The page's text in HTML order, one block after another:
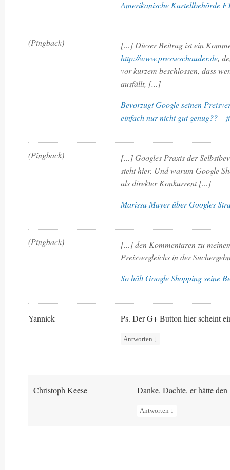
Amerikanische Kartellbehörde
(Pingback)
[...] Dieser Beitrag ist ein
http://www.presseschauder.de,
vor kurzem beschlossen, dass
ausfällt, [...]
Bevorzugt Google seinen
einfach nur nicht gut genug?? –
(Pingback)
[...] Googles Praxis der
steht hier. Und warum Google
als direkter Konkurrent [...]
Marissa Mayer über Googles
(Pingback)
[...] den Kommentaren zu
Preisvergleichs in der
So hält Google Shopping seine
Yannick Ps. Der G+ Button hier scheint
Antworten ↓
Christoph Keese Danke. Dachte, er hätte
Antworten ↓